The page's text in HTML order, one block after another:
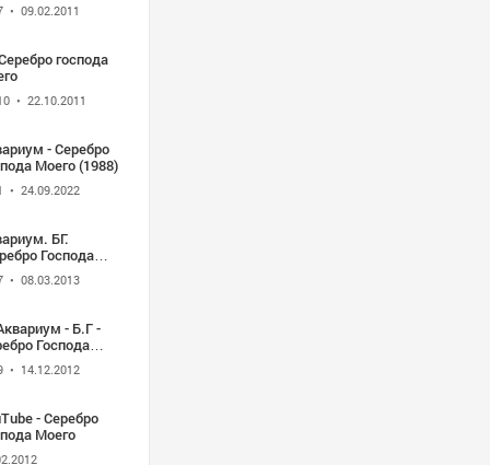
• 09.02.2011
господа
• 22.10.2011
- Серебро
Моего (1988)
• 24.09.2022
БГ.
Господа
. -
• 08.03.2013
- Б.Г -
Господа
- YouTube
• 14.12.2012
- Серебро
Моего